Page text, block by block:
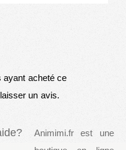
ayant acheté ce
un avis.
Animimi.fr est une